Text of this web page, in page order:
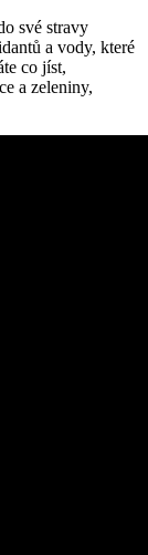
své stravy
a vody, které
co jíst,
a zeleniny,